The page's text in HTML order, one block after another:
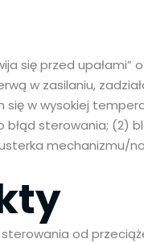
się przed upałami”
w zasilaniu,
w wysokiej
błąd sterowania; (2)
mechanizmu/
od